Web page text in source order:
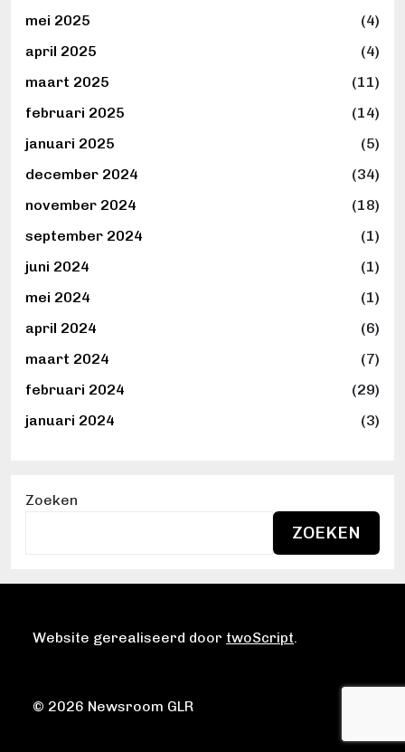
mei 2025
(4)
april 2025
(4)
maart 2025
(11)
februari 2025
(14)
januari 2025
(5)
december 2024
(34)
november 2024
(18)
september 2024
(1)
juni 2024
(1)
mei 2024
(1)
april 2024
(6)
maart 2024
(7)
februari 2024
(29)
januari 2024
(3)
Zoeken
ZOEKEN
© 2026 Newsroom GLR
Website gerealiseerd door twoScript.